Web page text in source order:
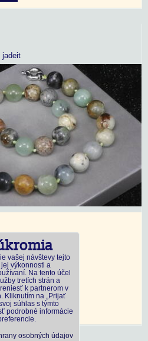
jadeit
vašej návštevy tejto
výkonnosti a
Na tento účel
tretích strán a
k partnerom v
Kliknutím na „Prijať
súhlas s týmto
podrobné informácie
osobných údajov